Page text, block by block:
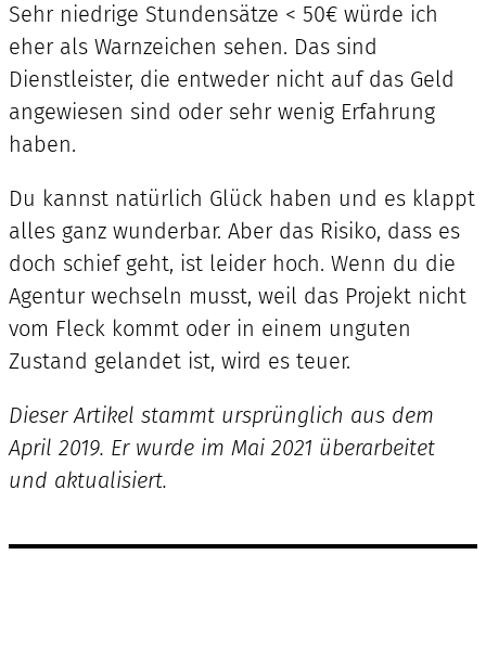
Sehr niedrige Stundensätze < 50€ würde ich
eher als Warnzeichen sehen. Das sind
Dienstleister, die entweder nicht auf das Geld
angewiesen sind oder sehr wenig Erfahrung
haben.
Du kannst natürlich Glück haben und es klappt
alles ganz wunderbar. Aber das Risiko, dass es
doch schief geht, ist leider hoch. Wenn du die
Agentur wechseln musst, weil das Projekt nicht
vom Fleck kommt oder in einem unguten
Zustand gelandet ist, wird es teuer.
Dieser Artikel stammt ursprünglich aus dem
April 2019. Er wurde im Mai 2021 überarbeitet
und aktualisiert.